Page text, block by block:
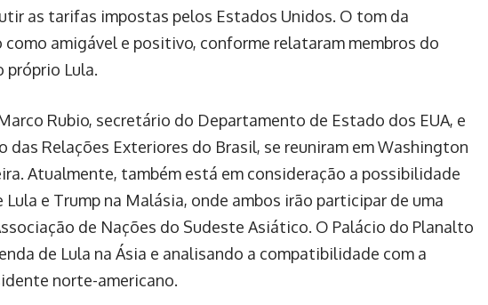
as tarifas impostas pelos Estados Unidos. O tom da
amigável e positivo, conforme relataram membros do
próprio Lula.
Rubio, secretário do Departamento de Estado dos EUA, e
das Relações Exteriores do Brasil, se reuniram em Washington
Atualmente, também está em consideração a possibilidade
e Trump na Malásia, onde ambos irão participar de uma
de Nações do Sudeste Asiático. O Palácio do Planalto
de Lula na Ásia e analisando a compatibilidade com a
norte-americano.